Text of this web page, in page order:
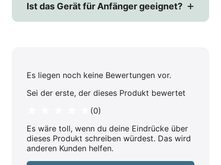
Ist das Gerät für Anfänger geeignet?
Es liegen noch keine Bewertungen vor.
Sei der erste, der dieses Produkt bewertet
(0)
Es wäre toll, wenn du deine Eindrücke über
dieses Produkt schreiben würdest. Das wird
anderen Kunden helfen.